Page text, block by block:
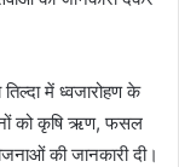
में ध्वजारोहण के
को कृषि ऋण, फसल
की जानकारी दी।